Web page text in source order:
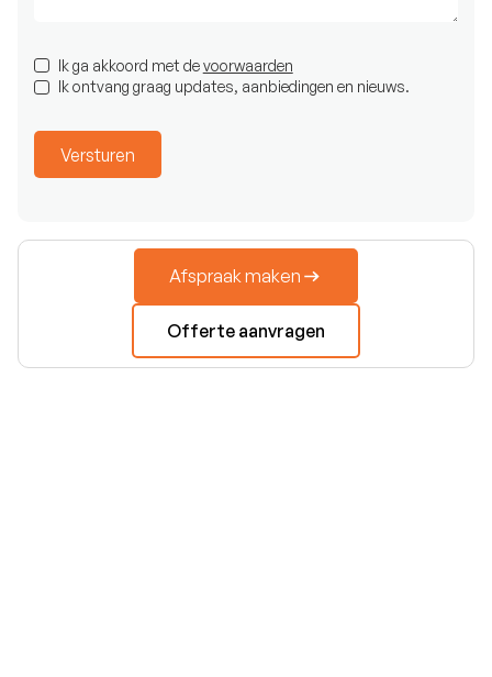
Ik ga akkoord met devoorwaarden
Ik ontvang graag updates, aanbiedingen en nieuws.
Afspraak maken
Offerte aanvragen